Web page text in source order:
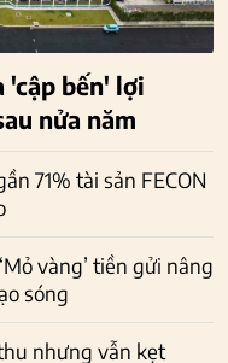
'cập bến' lợi
nửa năm
71% tài sản FECON
vàng’ tiền gửi nâng
sóng
nhưng vẫn kẹt